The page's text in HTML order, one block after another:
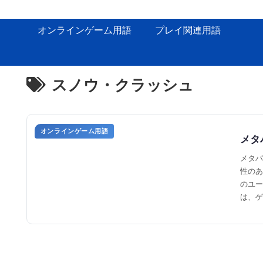
オンラインゲーム用語 プレイ関連用語
スノウ・クラッシュ
オンラインゲーム用語
メタ
メタ
性の
のユ
は、
し、